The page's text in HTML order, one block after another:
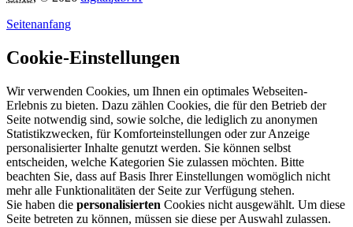
Seitenanfang
Cookie-Einstellungen
Wir verwenden Cookies, um Ihnen ein optimales Webseiten-
Erlebnis zu bieten. Dazu zählen Cookies, die für den Betrieb der
Seite notwendig sind, sowie solche, die lediglich zu anonymen
Statistikzwecken, für Komforteinstellungen oder zur Anzeige
personalisierter Inhalte genutzt werden. Sie können selbst
entscheiden, welche Kategorien Sie zulassen möchten. Bitte
beachten Sie, dass auf Basis Ihrer Einstellungen womöglich nicht
mehr alle Funktionalitäten der Seite zur Verfügung stehen.
Sie haben die personalisierten Cookies nicht ausgewählt. Um diese
Seite betreten zu können, müssen sie diese per Auswahl zulassen.